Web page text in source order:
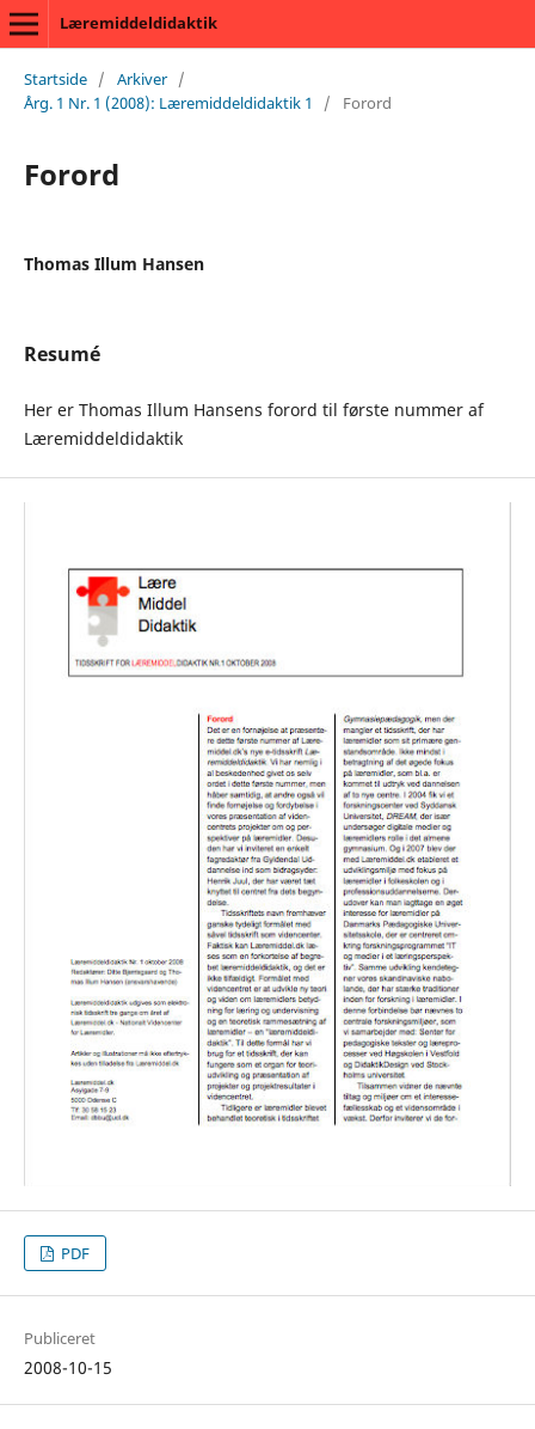
Læremiddeldidaktik
Startside / Arkiver /
Årg. 1 Nr. 1 (2008): Læremiddeldidaktik 1
/ Forord
Forord
Thomas Illum Hansen
Resumé
Her er Thomas Illum Hansens forord til første nummer af
Læremiddeldidaktik
PDF
Publiceret
2008-10-15